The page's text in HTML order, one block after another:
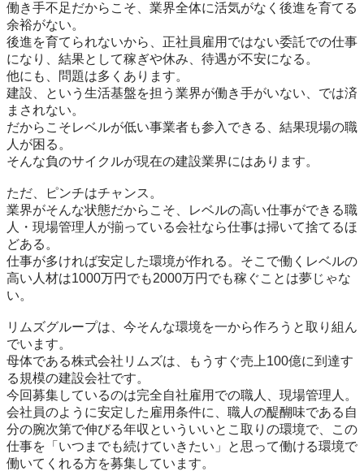
働き手不足だからこそ、業界全体に活気がなく後進を育てる
余裕がない。
後進を育てられないから、正社員雇用ではない委託での仕事
になり、結果として稼ぎや休み、待遇が不安になる。
他にも、問題は多くあります。
建設、という生活基盤を担う業界が働き手がいない、では済
まされない。
だからこそレベルが低い事業者も参入できる、結果現場の職
人が困る。
そんな負のサイクルが現在の建設業界にはあります。
ただ、ピンチはチャンス。
業界がそんな状態だからこそ、レベルの高い仕事ができる職
人・現場管理人が揃っている会社なら仕事は掃いて捨てるほ
どある。
仕事が多ければ安定した環境が作れる。そこで働くレベルの
高い人材は1000万円でも2000万円でも稼ぐことは夢じゃな
い。
リムズグループは、今そんな環境を一から作ろうと取り組ん
でいます。
母体である株式会社リムズは、もうすぐ売上100億に到達す
る規模の建設会社です。
今回募集しているのは完全自社雇用での職人、現場管理人。
会社員のように安定した雇用条件に、職人の醍醐味である自
分の腕次第で伸びる年収といういいとこ取りの環境で、この
仕事を「いつまでも続けていきたい」と思って働ける環境で
働いてくれる方を募集しています。